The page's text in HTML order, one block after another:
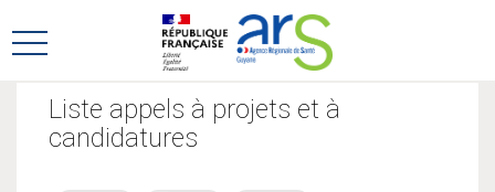
au
menu
au
contenu
Ouvrir
menu
principal
Liste appels à projets et à
candidatures